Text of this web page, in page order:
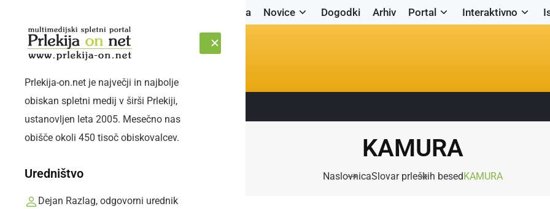
Naslovnica Novice Dogodki Arhiv Portal Interaktivno
PETEK, 7. AVGUST 2026 Sledite nam:
Prlekija-on.net je največji in najbolje
obiskan spletni medij v širši Prlekiji,
ustanovljen leta 2005. Mesečno nas
obišče okoli 450 tisoč obiskovalcev.
Uredništvo
Dejan Razlag, odgovorni urednik
KAMURA
NaslovnicaSlovar prleških besedKAMURA